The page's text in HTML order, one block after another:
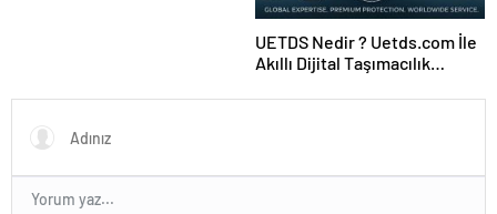
UETDS Nedir ? Uetds.com İle
Akıllı Dijital Taşımacılık